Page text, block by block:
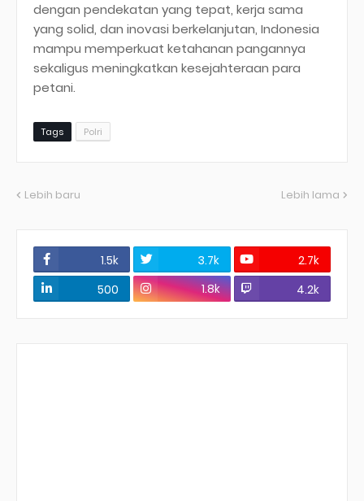
dengan pendekatan yang tepat, kerja sama
yang solid, dan inovasi berkelanjutan, Indonesia
mampu memperkuat ketahanan pangannya
sekaligus meningkatkan kesejahteraan para
petani.
Tags Polri
Lebih baru Lebih lama
1.5k 3.7k
2.7k
500
1.8k 4.2k